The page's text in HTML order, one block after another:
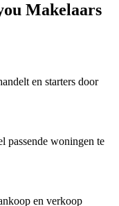
Makelaars
en starters door
passende woningen te
en verkoop